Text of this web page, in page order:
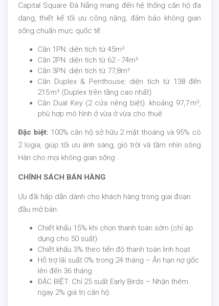
Capital Square Đà Nẵng mang đến hệ thống căn hộ đa
dạng, thiết kế tối ưu công năng, đảm bảo không gian
sống chuẩn mực quốc tế:
Căn 1PN: diện tích từ 45m²
Căn 2PN: diện tích từ 62 - 74m²
Căn 3PN: diện tích từ 77,8m²
Căn Duplex & Penthouse: diện tích từ 138 đến
215 m² (Duplex trên tầng cao nhất)
Căn Dual Key (2 cửa riêng biệt): khoảng 97,7 m²,
phù hợp mô hình ở vừa ở vừa cho thuê
Đặc biệt: 100% căn hộ sở hữu 2 mặt thoáng và 95% có
2 logia, giúp tối ưu ánh sáng, gió trời và tầm nhìn sông
Hàn cho mọi không gian sống .
CHÍNH SÁCH BÁN HÀNG
Ưu đãi hấp dẫn dành cho khách hàng trong giai đoạn
đầu mở bán:
Chiết khấu 15% khi chọn thanh toán sớm (chỉ áp
dụng cho 50 suất)
Chiết khấu 3% theo tiến độ thanh toán linh hoạt
Hỗ trợ lãi suất 0% trong 24 tháng – Ân hạn nợ gốc
lên đến 36 tháng
ĐẶC BIỆT: Chỉ 25 suất Early Birds – Nhận thêm
ngay 2% giá trị căn hộ